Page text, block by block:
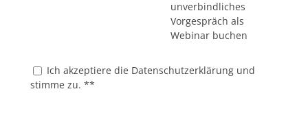
unverbindliches
Vorgespräch als
Webinar buchen
Ich akzeptiere die Datenschutzerklärung und
stimme zu. **